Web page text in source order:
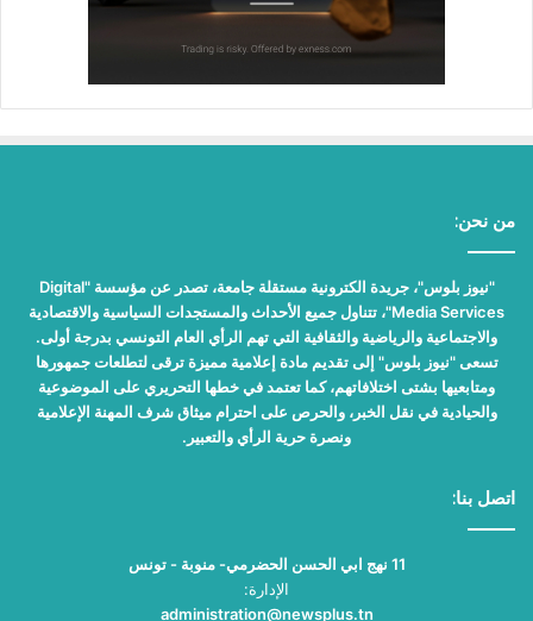
من نحن:
"نيوز بلوس"، جريدة الكترونية مستقلة جامعة، تصدر عن مؤسسة "Digital
Media Services"، تتناول جميع الأحداث والمستجدات السياسية والاقتصادية
والاجتماعية والرياضية والثقافية التي تهم الرأي العام التونسي بدرجة أولى.
تسعى "نيوز بلوس" إلى تقديم مادة إعلامية مميزة ترقى لتطلعات جمهورها
ومتابعيها بشتى اختلافاتهم، كما تعتمد في خطها التحريري على الموضوعية
والحيادية في نقل الخبر، والحرص على احترام ميثاق شرف المهنة الإعلامية
ونصرة حرية الرأي والتعبير.
اتصل بنا:
11 نهج ابي الحسن الحضرمي- منوبة - تونس
الإدارة:
administration@newsplus.tn